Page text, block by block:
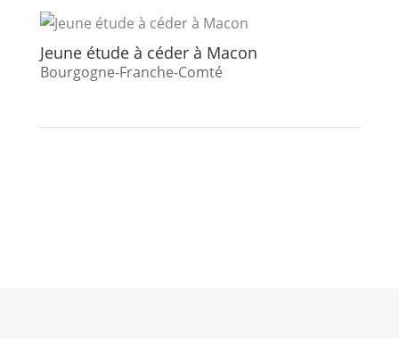
Jeune étude à céder à Macon
Bourgogne-Franche-Comté